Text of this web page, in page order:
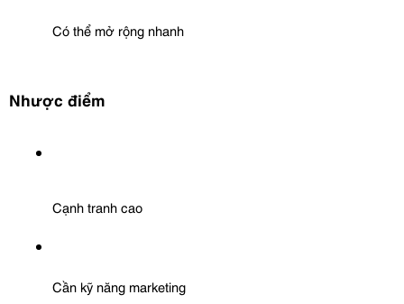
Có thể mở rộng nhanh
Nhược điểm
Cạnh tranh cao
Cần kỹ năng marketing